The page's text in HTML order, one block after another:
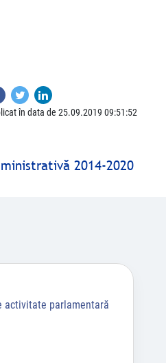
în data de 25.09.2019 09:51:52
2014-2020
activitate parlamentară